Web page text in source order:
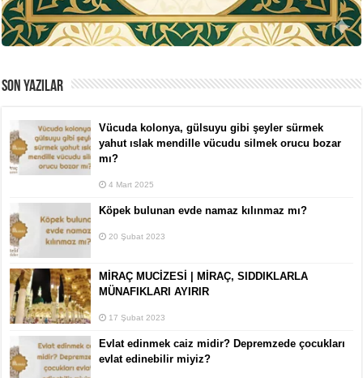
SON YAZILAR
Vücuda kolonya, gülsuyu gibi şeyler sürmek
yahut ıslak mendille vücudu silmek orucu bozar
mı?
4 Mart 2025
Köpek bulunan evde namaz kılınmaz mı?
20 Şubat 2023
MİRAÇ MUCİZESİ | MİRAÇ, SIDDIKLARLA
MÜNAFIKLARI AYIRIR
17 Şubat 2023
Evlat edinmek caiz midir? Depremzede çocukları
evlat edinebilir miyiz?